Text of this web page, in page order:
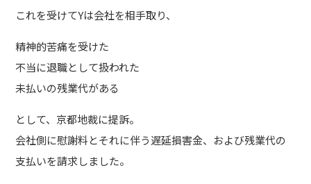
これを受けてYは会社を相手取り、
精神的苦痛を受けた
不当に退職として扱われた
未払いの残業代がある
として、京都地裁に提訴。
会社側に慰謝料とそれに伴う遅延損害金、および残業代の
支払いを請求しました。